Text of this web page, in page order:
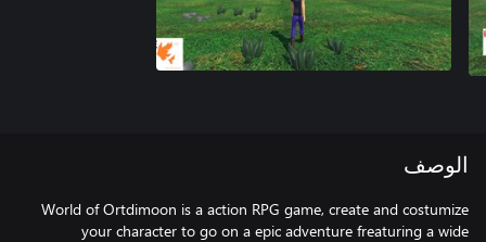
الوصف
World of Ortdimoon is a action RPG game, create and costumize
your character to go on a epic adventure freaturing a wide